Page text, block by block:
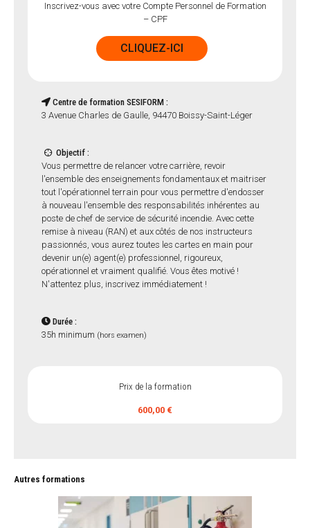
Inscrivez-vous avec votre Compte Personnel de Formation
– CPF
CLIQUEZ-ICI
Centre de formation SESIFORM :
3 Avenue Charles de Gaulle, 94470 Boissy-Saint-Léger
Objectif :
Vous permettre de relancer votre carrière, revoir
l'ensemble des enseignements fondamentaux et maitriser
tout l'opérationnel terrain pour vous permettre d'endosser
à nouveau l'ensemble des responsabilités inhérentes au
poste de chef de service de sécurité incendie. Avec cette
remise à niveau (RAN) et aux côtés de nos instructeurs
passionnés, vous aurez toutes les cartes en main pour
devenir un(e) agent(e) professionnel, rigoureux,
opérationnel et vraiment qualifié. Vous êtes motivé !
N'attentez plus, inscrivez immédiatement !
Durée :
35h minimum (hors examen)
Prix de la formation
600,00 €
Autres formations